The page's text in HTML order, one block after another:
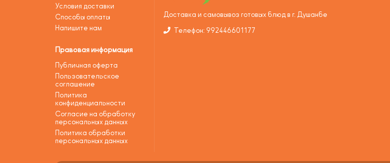
Условия доставки
Способы оплаты
Напишите нам
Правовая информация
Публичная оферта
Пользовательское
соглашение
Политика
конфиденциальности
Согласие на обработку
персональных данных
Политика обработки
персональных данных
Доставка и самовывоз готовых блюд в г. Душанбе
Телефон: 992446601177